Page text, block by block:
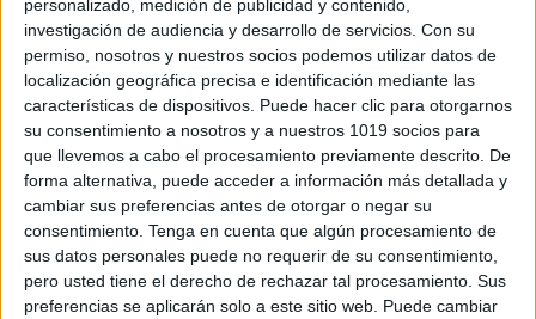
personalizado, medición de publicidad y contenido,
investigación de audiencia y desarrollo de servicios. Con su
permiso, nosotros y nuestros socios podemos utilizar datos de
localización geográfica precisa e identificación mediante las
características de dispositivos. Puede hacer clic para otorgarnos
su consentimiento a nosotros y a nuestros 1019 socios para
que llevemos a cabo el procesamiento previamente descrito. De
forma alternativa, puede acceder a información más detallada y
cambiar sus preferencias antes de otorgar o negar su
consentimiento. Tenga en cuenta que algún procesamiento de
sus datos personales puede no requerir de su consentimiento,
pero usted tiene el derecho de rechazar tal procesamiento. Sus
preferencias se aplicarán solo a este sitio web. Puede cambiar
TRABAJAMOS LA MEMORIA AUDITIVA
VERBAL PARTE 2
Publicado el 14 junio, 2021
¡Hola! Os traemos la PARTE 2 con actividades para
seguir trabajando la memoria auditiva verbal. Esta
memoria (o memoria ecoica) es la encargada de
conservar toda la información sonora que […]
SEGUIR LEYENDO